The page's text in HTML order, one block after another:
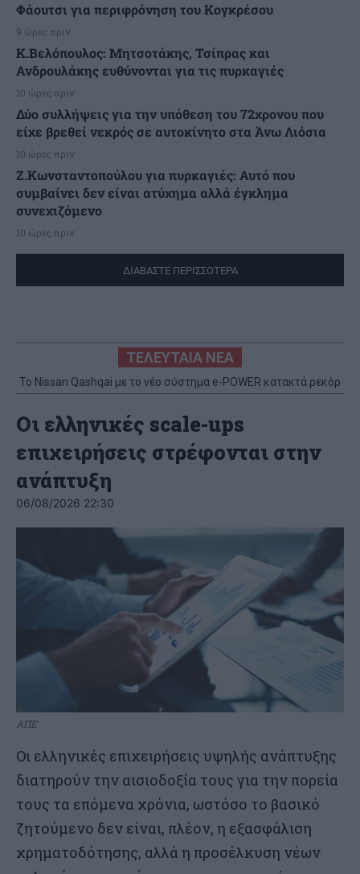
Φάουτσι για περιφρόνηση του Κογκρέσου
9 ώρες πριν
K.Βελόπουλος: Μητσοτάκης, Τσίπρας και
Ανδρουλάκης ευθύνονται για τις πυρκαγιές
10 ώρες πριν
Δύο συλλήψεις για την υπόθεση του 72χρονου που
είχε βρεθεί νεκρός σε αυτοκίνητο στα Άνω Λιόσια
10 ώρες πριν
Ζ.Κωνσταντοπούλου για πυρκαγιές: Αυτό που
συμβαίνει δεν είναι ατύχημα αλλά έγκλημα
συνεχιζόμενο
10 ώρες πριν
ΔΙΑΒΑΣΤΕ ΠΕΡΙΣΣΟΤΕΡΑ